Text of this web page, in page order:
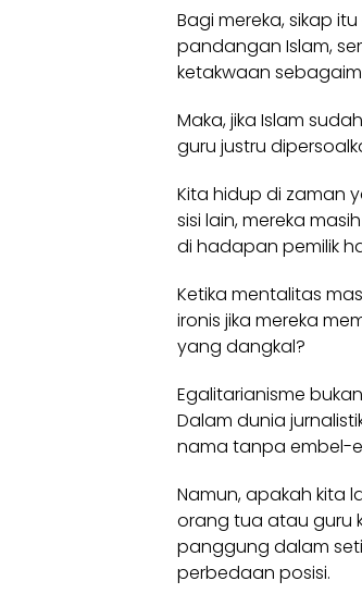
Bagi mereka, sikap
pandangan Islam,
ketakwaan
Maka, jika Islam
guru justru
Kita hidup di zaman
sisi lain, mereka
di hadapan pemilik
Ketika mentalitas
ironis jika mereka
yang dangkal?
Egalitarianisme
Dalam dunia
nama tanpa embel-
Namun, apakah kita
orang tua atau guru
panggung dalam
perbedaan posisi.